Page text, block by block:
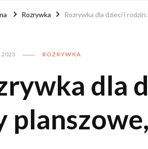
Rozrywka Rozrywka dla dzieci i
2023 ROZRYWKA
dla